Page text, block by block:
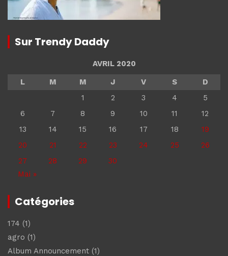
Sur Trendy Daddy
AVRIL 2020
L
M M J V S
D
1
2 3 4
5
6
7 8 9 10 11
12
13
14 15 16 17 18
19
20
21 22 23 24 25
26
27
28 29
30
Mai »
Catégories
174 (1)
agro (1)
Album Announcement (1)